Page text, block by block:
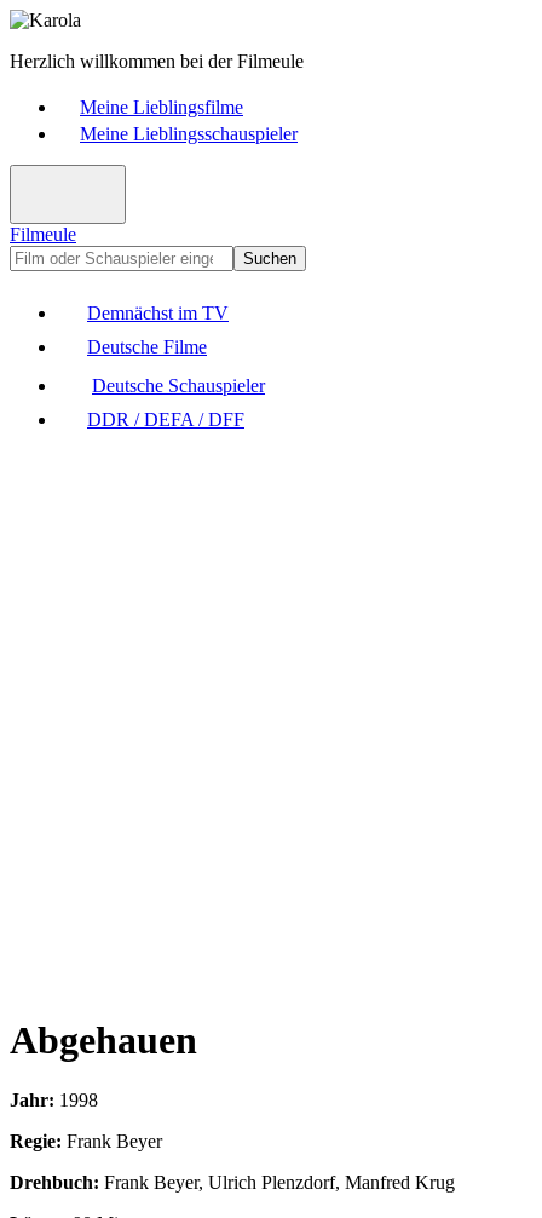
Herzlich willkommen bei der Filmeule
Meine Lieblingsfilme
Meine Lieblingsschauspieler
Filmeule
Suchen
Demnächst im TV
Deutsche Filme
Deutsche Schauspieler
DDR / DEFA / DFF
Abgehauen
Jahr: 1998
Regie: Frank Beyer
Drehbuch: Frank Beyer, Ulrich Plenzdorf, Manfred Krug